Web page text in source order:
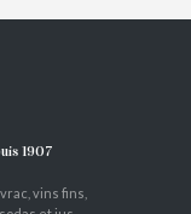
1907
vins fins,